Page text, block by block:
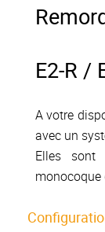
E2-R /
A votre
avec un
Elles sont
monocoque